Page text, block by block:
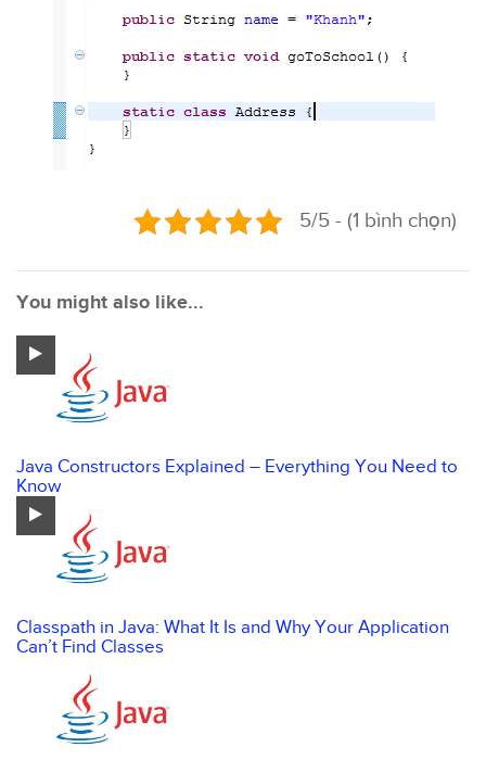
5/5 - (1 bình chọn)
You might also like...
Java Constructors Explained – Everything You Need to
Know
Classpath in Java: What It Is and Why Your Application
Can’t Find Classes